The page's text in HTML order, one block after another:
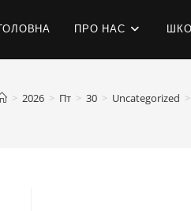
ПРО НАС
> 2026 > Пт > 30 > Uncategorized >